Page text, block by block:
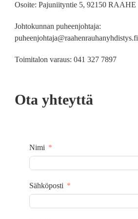
Osoite: Pajuniityntie 5, 92150 RAAHE
Johtokunnan puheenjohtaja:
puheenjohtaja@raahenrauhanyhdistys.fi
Toimitalon varaus: 041 327 7897
Ota yhteyttä